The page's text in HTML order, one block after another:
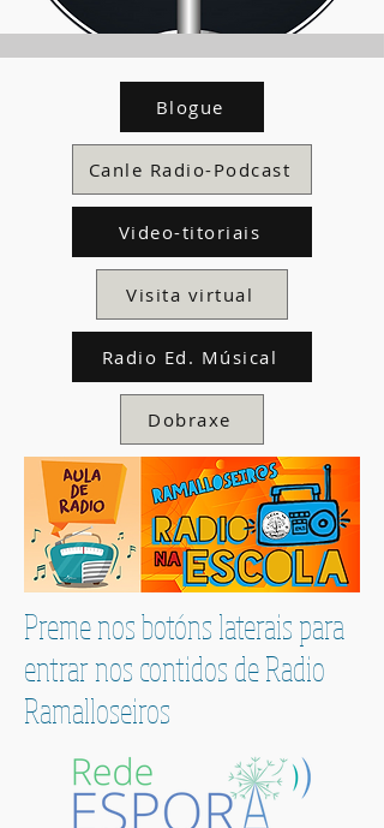
Blogue
Canle Radio-Podcast
Video-titoriais
Visita virtual
Radio Ed. Músical
Dobraxe
Preme nos botóns laterais para
entrar nos contidos de Radio
Ramalloseiros